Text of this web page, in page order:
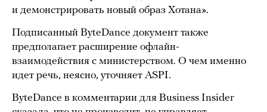
и демонстрировать новый образ Хотана».
Подписанный ByteDance документ также
предполагает расширение офлайн-
взаимодействия с министерством. О чем именно
идет речь, неясно, уточняет ASPI.
ByteDance в комментарии для Business Insider